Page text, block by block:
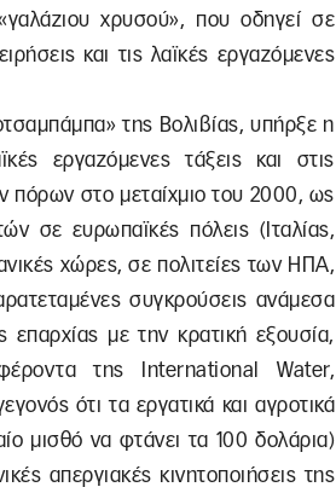
χρυσού», που οδηγεί σε
και τις λαϊκές εργαζόμενες
της Βολιβίας, υπήρξε η
εργαζόμενες τάξεις και στις
πόρων στο μεταίχμιο του 2000, ως
σε ευρωπαϊκές πόλεις (Ιταλίας,
χώρες, σε πολιτείες των ΗΠΑ,
συγκρούσεις ανάμεσα
με την κρατική εξουσία,
της International Water,
ότι τα εργατικά και αγροτικά
μισθό να φτάνει τα 100 δολάρια)
απεργιακές κινητοποιήσεις της